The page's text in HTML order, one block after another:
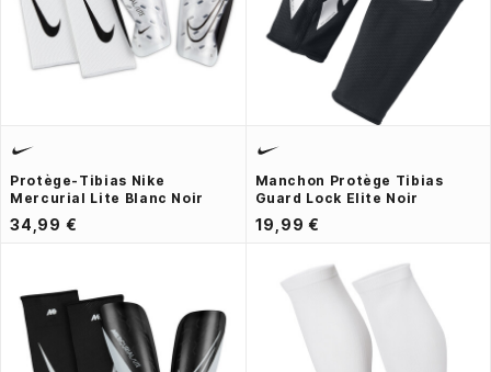
Protège-Tibias Nike
Mercurial Lite Blanc Noir
34,99 €
Manchon Protège Tibias
Guard Lock Elite Noir
19,99 €